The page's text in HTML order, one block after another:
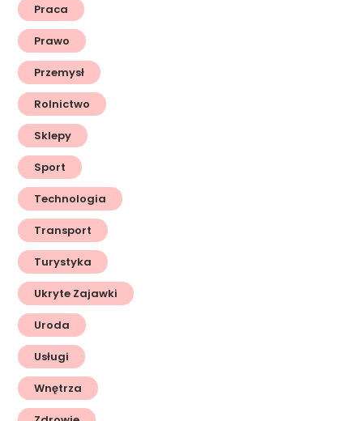
Praca
Prawo
Przemysł
Rolnictwo
Sklepy
Sport
Technologia
Transport
Turystyka
Ukryte Zajawki
Uroda
Usługi
Wnętrza